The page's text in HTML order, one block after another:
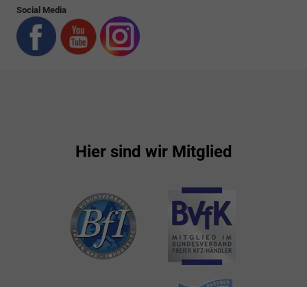
Social Media
Hier sind wir Mitglied